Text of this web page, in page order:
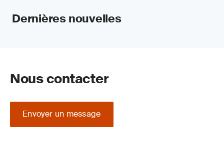
Dernières nouvelles
Nous contacter
Envoyer un message